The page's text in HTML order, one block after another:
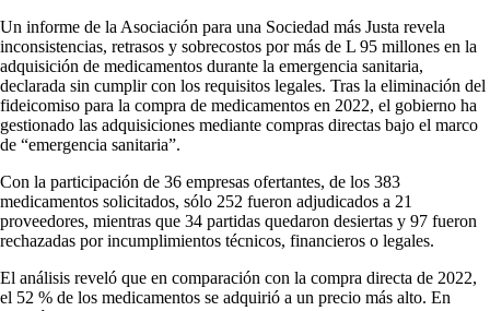
Un informe de la Asociación para una Sociedad más Justa revela
inconsistencias, retrasos y sobrecostos por más de L 95 millones en la
adquisición de medicamentos durante la emergencia sanitaria,
declarada sin cumplir con los requisitos legales. Tras la eliminación del
fideicomiso para la compra de medicamentos en 2022, el gobierno ha
gestionado las adquisiciones mediante compras directas bajo el marco
de “emergencia sanitaria”.
Con la participación de 36 empresas ofertantes, de los 383
medicamentos solicitados, sólo 252 fueron adjudicados a 21
proveedores, mientras que 34 partidas quedaron desiertas y 97 fueron
rechazadas por incumplimientos técnicos, financieros o legales.
El análisis reveló que en comparación con la compra directa de 2022,
el 52 % de los medicamentos se adquirió a un precio más alto. En